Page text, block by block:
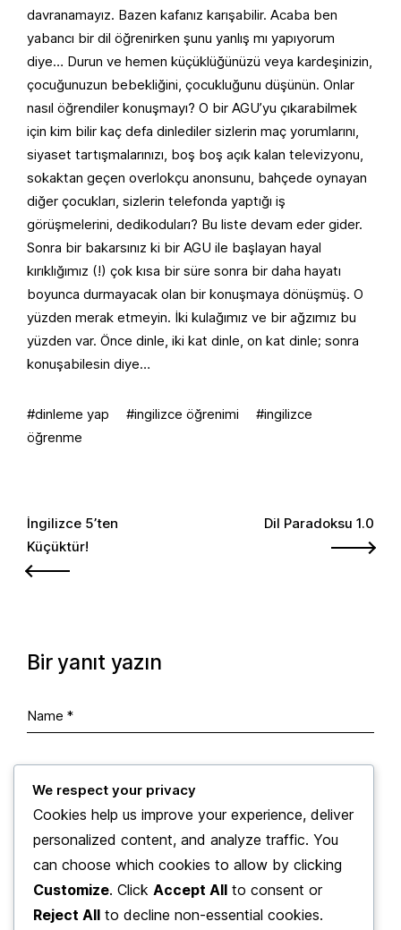
davranamayız. Bazen kafanız karışabilir. Acaba ben
yabancı bir dil öğrenirken şunu yanlış mı yapıyorum
diye… Durun ve hemen küçüklüğünüzü veya kardeşinizin,
çocuğunuzun bebekliğini, çocukluğunu düşünün. Onlar
nasıl öğrendiler konuşmayı? O bir AGU’yu çıkarabilmek
için kim bilir kaç defa dinlediler sizlerin maç yorumlarını,
siyaset tartışmalarınızı, boş boş açık kalan televizyonu,
sokaktan geçen overlokçu anonsunu, bahçede oynayan
diğer çocukları, sizlerin telefonda yaptığı iş
görüşmelerini, dedikoduları? Bu liste devam eder gider.
Sonra bir bakarsınız ki bir AGU ile başlayan hayal
kırıklığımız (!) çok kısa bir süre sonra bir daha hayatı
boyunca durmayacak olan bir konuşmaya dönüşmüş. O
yüzden merak etmeyin. İki kulağımız ve bir ağzımız bu
yüzden var. Önce dinle, iki kat dinle, on kat dinle; sonra
konuşabilesin diye…
dinleme yap ingilizce öğrenimi
ingilizce
öğrenme
Yazı
gezinmesi
İngilizce 5’ten
Küçüktür!
Dil Paradoksu 1.0
Bir yanıt yazın
We respect your privacy
Cookies help us improve your experience, deliver
personalized content, and analyze traffic. You
can choose which cookies to allow by clicking
Customize. Click Accept All to consent or
Reject All to decline non-essential cookies.